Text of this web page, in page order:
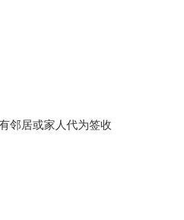
邻居或家人代为签收